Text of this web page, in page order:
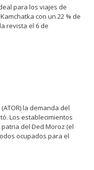
para los viajes de
con un 22 % de
revista el 6 de
la demanda del
Los establecimientos
patria del Ded Moroz (el
ocupados para el